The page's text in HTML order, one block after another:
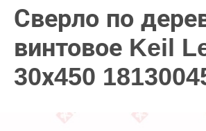
Сверло по
винтовое Keil
30х450